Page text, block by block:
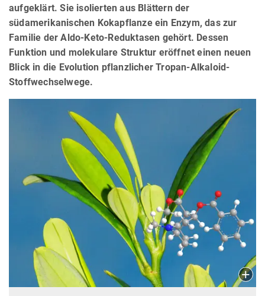
aufgeklärt. Sie isolierten aus Blättern der
südamerikanischen Kokapflanze ein Enzym, das zur
Familie der Aldo-Keto-Reduktasen gehört. Dessen
Funktion und molekulare Struktur eröffnet einen neuen
Blick in die Evolution pflanzlicher Tropan-Alkaloid-
Stoffwechselwege.